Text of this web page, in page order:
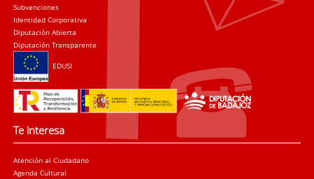
Subvenciones
Identidad Corporativa
Diputación Abierta
Diputación Transparente
EDUSI
Te interesa
Atención al Ciudadano
Agenda Cultural